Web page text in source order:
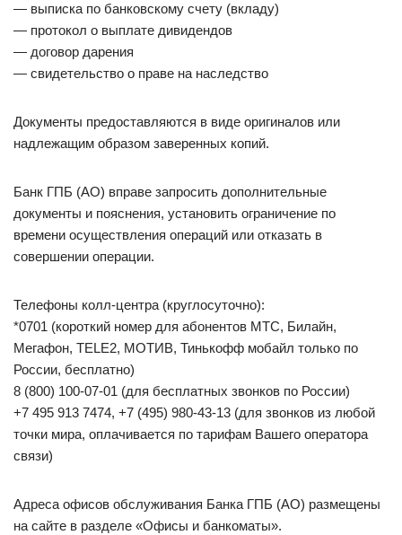
— выписка по банковскому счету (вкладу)
— протокол о выплате дивидендов
— договор дарения
— свидетельство о праве на наследство
Документы предоставляются в виде оригиналов или
надлежащим образом заверенных копий.
Банк ГПБ (АО) вправе запросить дополнительные
документы и пояснения, установить ограничение по
времени осуществления операций или отказать в
совершении операции.
Телефоны колл-центра (круглосуточно):
*0701 (короткий номер для абонентов МТС, Билайн,
Мегафон, TELE2, МОТИВ, Тинькофф мобайл только по
России, бесплатно)
8 (800) 100-07-01 (для бесплатных звонков по России)
+7 495 913 7474, +7 (495) 980-43-13 (для звонков из любой
точки мира, оплачивается по тарифам Вашего оператора
связи)
Адреса офисов обслуживания Банка ГПБ (АО) размещены
на сайте в разделе «Офисы и банкоматы».